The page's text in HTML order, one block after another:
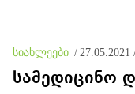
სიახლეები / 27.05.2021
სამედიცინო